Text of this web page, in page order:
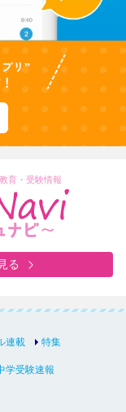
育・受験情報
る
連載 特集
学受験速報